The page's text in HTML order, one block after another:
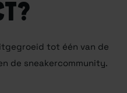
tot één van de
de sneakercommunity.